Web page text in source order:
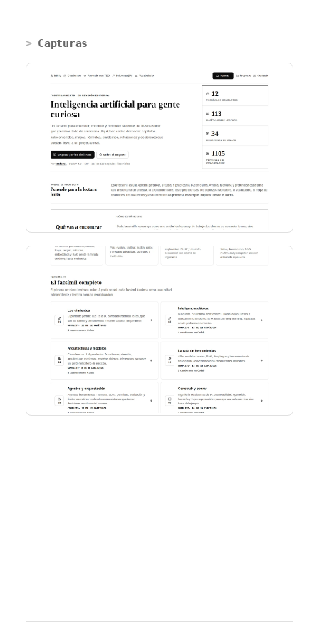
Capturas